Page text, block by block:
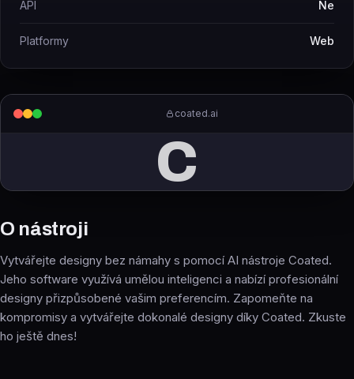
coated.ai
C
O nástroji
Vytvářejte designy bez námahy s pomocí AI nástroje Coated.
Jeho software využívá umělou inteligenci a nabízí profesionální
designy přizpůsobené vašim preferencím. Zapomeňte na
kompromisy a vytvářejte dokonalé designy díky Coated. Zkuste
ho ještě dnes!
API Ne
Platformy Web